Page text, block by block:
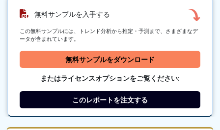
無料サンプルを入手する
この無料サンプルには、トレンド分析から推定・予測まで、さまざまなデ
ータが含まれています。
無料サンプルをダウンロード
またはライセンスオプションをご覧ください:
このレポートを注文する